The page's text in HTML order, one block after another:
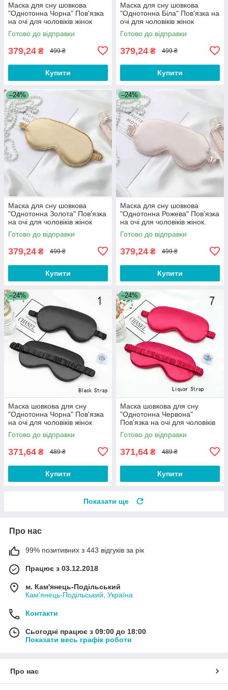
Маска для сну шовкова
"Однотонна Чорна" Пов'язка
на очі для чоловіків жінок
Готово до відправки
379,24 ₴ 499 ₴
Купити
Маска для сну шовкова
"Однотонна Біла" Пов'язка на
очі для чоловіків жінок
Готово до відправки
379,24 ₴ 499 ₴
Купити
–24%
Маска для сну шовкова
"Однотонна Золота" Пов'язка
на очі для чоловіків жінок
Готово до відправки
379,24 ₴ 499 ₴
Купити
–24%
Маска для сну шовкова
"Однотонна Рожева" Пов'язка
на очі для чоловіків жінок.
Маска для сну рожева
Готово до відправки
379,24 ₴ 499 ₴
Купити
–24%
Маска шовкова для сну
"Однотонна Чорна" Пов'язка
на очі для чоловіків жінок
DSY-01
Готово до відправки
371,64 ₴ 489 ₴
Купити
–24%
Маска шовкова для сну
"Однотонна Червона"
Пов'язка на очі для чоловіків
жінок DSY-01
Готово до відправки
371,64 ₴ 489 ₴
Купити
Показати ще
Про нас
99% позитивних з 443 відгуків за рік
Працює з 03.12.2018
м. Кам'янець-Подільський
Кам'янець-Подільський, Україна
Контакти
Сьогодні працює з 09:00 до 18:00
Показати весь графік роботи
Про нас